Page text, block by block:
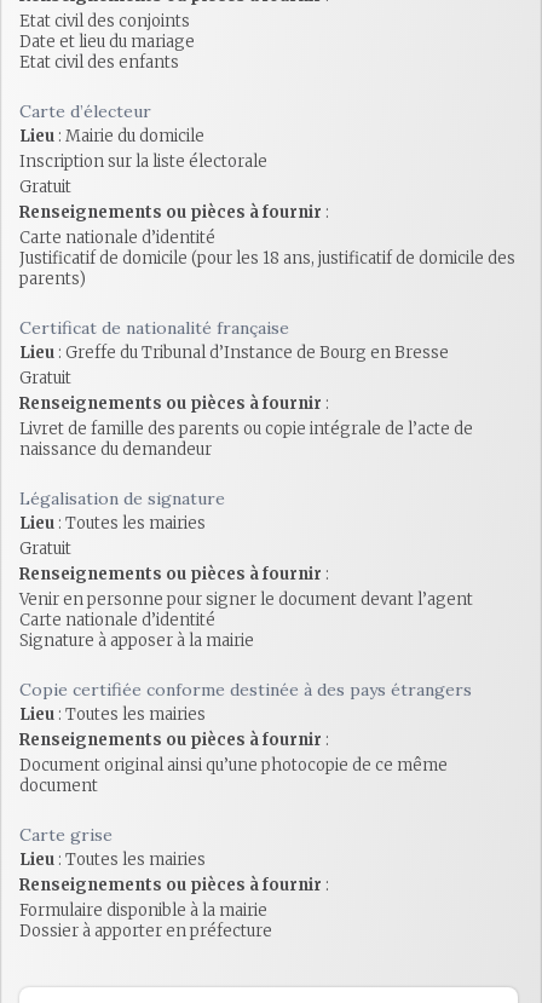
Etat civil des conjoints
Date et lieu du mariage
Etat civil des enfants
Carte d’électeur
Lieu : Mairie du domicile
Inscription sur la liste électorale
Gratuit
Renseignements ou pièces à fournir :
Carte nationale d’identité
Justificatif de domicile (pour les 18 ans, justificatif de domicile des
parents)
Certificat de nationalité française
Lieu : Greffe du Tribunal d’Instance de Bourg en Bresse
Gratuit
Renseignements ou pièces à fournir :
Livret de famille des parents ou copie intégrale de l’acte de
naissance du demandeur
Légalisation de signature
Lieu : Toutes les mairies
Gratuit
Renseignements ou pièces à fournir :
Venir en personne pour signer le document devant l’agent
Carte nationale d’identité
Signature à apposer à la mairie
Copie certifiée conforme destinée à des pays étrangers
Lieu : Toutes les mairies
Renseignements ou pièces à fournir :
Document original ainsi qu’une photocopie de ce même
document
Carte grise
Lieu : Toutes les mairies
Renseignements ou pièces à fournir :
Formulaire disponible à la mairie
Dossier à apporter en préfecture